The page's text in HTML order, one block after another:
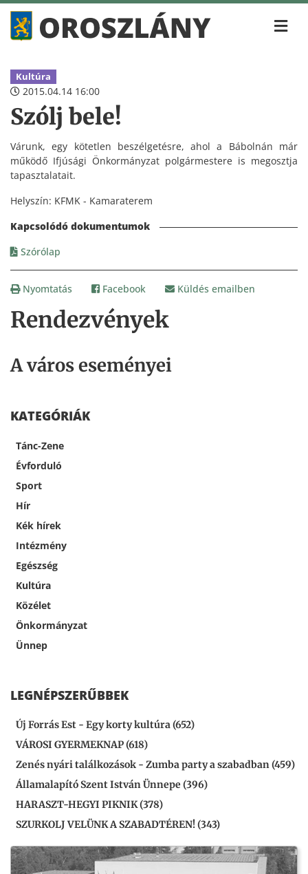
Rendezvények
A város eseményei
KATEGÓRIÁK
Tánc-Zene
Évforduló
Sport
Hír
Kék hírek
Intézmény
Egészség
Kultúra
Közélet
Önkormányzat
Ünnep
LEGNÉPSZERŰBBEK
Új Forrás Est - Egy korty kultúra (652)
VÁROSI GYERMEKNAP (618)
Zenés nyári találkozások - Zumba party a szabadban (459)
Államalapító Szent István Ünnepe (396)
HARASZT-HEGYI PIKNIK (378)
SZURKOLJ VELÜNK A SZABADTÉREN! (343)
Kultúra
2015.04.14 16:00
Szólj bele!
Várunk, egy kötetlen beszélgetésre, ahol a Bábolnán már
működő Ifjúsági Önkormányzat polgármestere is megosztja
tapasztalatait.
Helyszín: KFMK - Kamaraterem
Szórólap
Nyomtatás Facebook Küldés emailben